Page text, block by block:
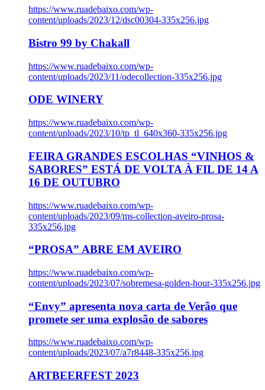
https://www.ruadebaixo.com/wp-
content/uploads/2023/12/dsc00304-335x256.jpg
Bistro 99 by Chakall
https://www.ruadebaixo.com/wp-
content/uploads/2023/11/odecollection-335x256.jpg
ODE WINERY
https://www.ruadebaixo.com/wp-
content/uploads/2023/10/tp_tl_640x360-335x256.jpg
FEIRA GRANDES ESCOLHAS “VINHOS &
SABORES” ESTÁ DE VOLTA À FIL DE 14 A
16 DE OUTUBRO
https://www.ruadebaixo.com/wp-
content/uploads/2023/09/ms-collection-aveiro-prosa-
335x256.jpg
“PROSA” ABRE EM AVEIRO
https://www.ruadebaixo.com/wp-
content/uploads/2023/07/sobremesa-golden-hour-335x256.jpg
“Envy” apresenta nova carta de Verão que
promete ser uma explosão de sabores
https://www.ruadebaixo.com/wp-
content/uploads/2023/07/a7r8448-335x256.jpg
ARTBEERFEST 2023